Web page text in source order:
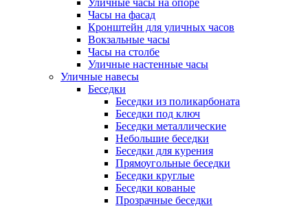
Уличные часы на опоре
Часы на фасад
Кронштейн для уличных часов
Вокзальные часы
Часы на столбе
Уличные настенные часы
Уличные навесы
Беседки
Беседки из поликарбоната
Беседки под ключ
Беседки металлические
Небольшие беседки
Беседки для курения
Прямоугольные беседки
Беседки круглые
Беседки кованые
Прозрачные беседки